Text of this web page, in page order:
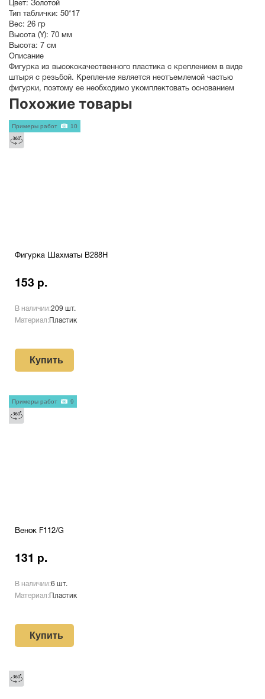
Цвет: Золотой
Тип таблички: 50*17
Вес: 26 гр
Высота (Y): 70 мм
Высота: 7 см
Описание
Фигурка из высококачественного пластика с креплением в виде
штыря с резьбой. Крепление является неотъемлемой частью
фигурки, поэтому ее необходимо укомплектовать основанием
Похожие товары
Фигурка Шахматы B288H
153 р.
В наличии:209 шт.
Материал: Пластик
Купить
Примеры работ 10
Венок F112/G
131 р.
В наличии:6 шт.
Материал: Пластик
Купить
Примеры работ 9